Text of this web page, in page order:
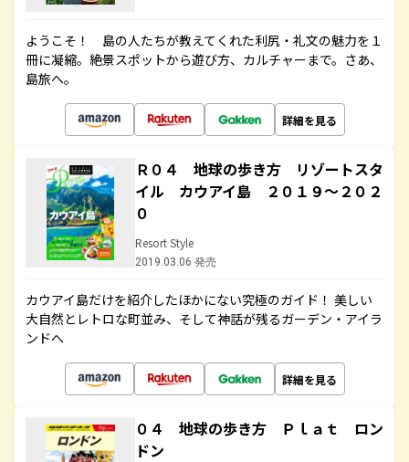
ようこそ！ 島の人たちが教えてくれた利尻・礼文の魅力を１
冊に凝縮。絶景スポットから遊び方、カルチャーまで。さあ、
島旅へ。
詳細を見る
Ｒ０４ 地球の歩き方 リゾートスタ
イル カウアイ島 ２０１９～２０２
０
Resort Style
2019.03.06 発売
カウアイ島だけを紹介したほかにない究極のガイド！ 美しい
大自然とレトロな町並み、そして神話が残るガーデン・アイラ
ンドへ
詳細を見る
０４ 地球の歩き方 Ｐｌａｔ ロン
ドン